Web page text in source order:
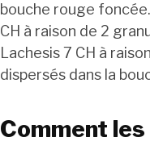
bouche rouge
CH à raison de 2
Lachesis 7 CH à
dispersés dans la
Comment